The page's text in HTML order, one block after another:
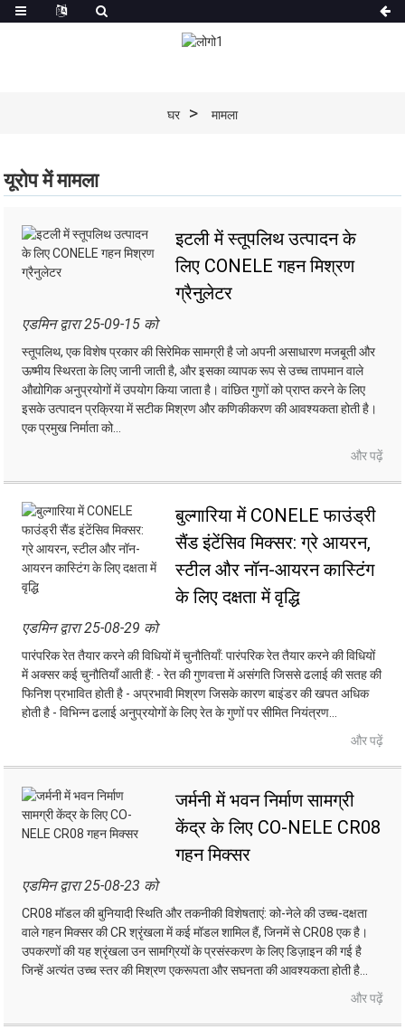
घर मामला
यूरोप में मामला
इटली में स्तूपलिथ उत्पादन के
लिए CONELE गहन मिश्रण
ग्रैनुलेटर
एडमिन द्वारा 25-09-15 को
स्तूपलिथ, एक विशेष प्रकार की सिरेमिक सामग्री है जो अपनी असाधारण मजबूती और
ऊष्मीय स्थिरता के लिए जानी जाती है, और इसका व्यापक रूप से उच्च तापमान वाले
औद्योगिक अनुप्रयोगों में उपयोग किया जाता है। वांछित गुणों को प्राप्त करने के लिए
इसके उत्पादन प्रक्रिया में सटीक मिश्रण और कणिकीकरण की आवश्यकता होती है।
एक प्रमुख निर्माता को...
और पढ़ें
बुल्गारिया में CONELE फाउंड्री
सैंड इंटेंसिव मिक्सर: ग्रे आयरन,
स्टील और नॉन-आयरन कास्टिंग
के लिए दक्षता में वृद्धि
एडमिन द्वारा 25-08-29 को
पारंपरिक रेत तैयार करने की विधियों में चुनौतियाँ: पारंपरिक रेत तैयार करने की विधियों
में अक्सर कई चुनौतियाँ आती हैं: - रेत की गुणवत्ता में असंगति जिससे ढलाई की सतह की
फिनिश प्रभावित होती है - अप्रभावी मिश्रण जिसके कारण बाइंडर की खपत अधिक
होती है - विभिन्न ढलाई अनुप्रयोगों के लिए रेत के गुणों पर सीमित नियंत्रण...
और पढ़ें
जर्मनी में भवन निर्माण सामग्री
केंद्र के लिए CO-NELE CR08
गहन मिक्सर
एडमिन द्वारा 25-08-23 को
CR08 मॉडल की बुनियादी स्थिति और तकनीकी विशेषताएं: को-नेले की उच्च-दक्षता
वाले गहन मिक्सर की CR श्रृंखला में कई मॉडल शामिल हैं, जिनमें से CR08 एक है।
उपकरणों की यह श्रृंखला उन सामग्रियों के प्रसंस्करण के लिए डिज़ाइन की गई है
जिन्हें अत्यंत उच्च स्तर की मिश्रण एकरूपता और सघनता की आवश्यकता होती है...
और पढ़ें